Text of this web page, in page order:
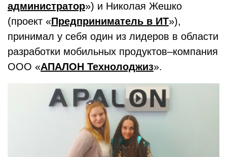
администратор») и Николая Жешко
(проект «Предприниматель в ИТ»),
принимал у себя один из лидеров в области
разработки мобильных продуктов–компания
ООО «АПАЛОН Технолоджиз».